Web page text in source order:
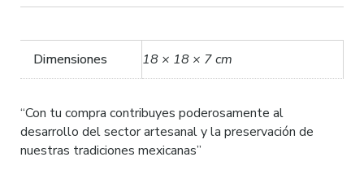
Dimensiones 18 × 18 × 7 cm
“Con tu compra contribuyes poderosamente al
desarrollo del sector artesanal y la preservación de
nuestras tradiciones mexicanas”